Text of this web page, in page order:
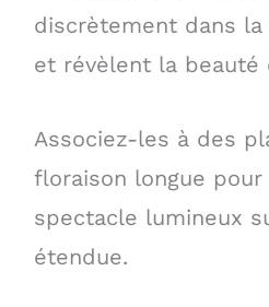
discrètement dans
et révèlent la
Associez-les à des
floraison longue
spectacle lumineux
étendue.